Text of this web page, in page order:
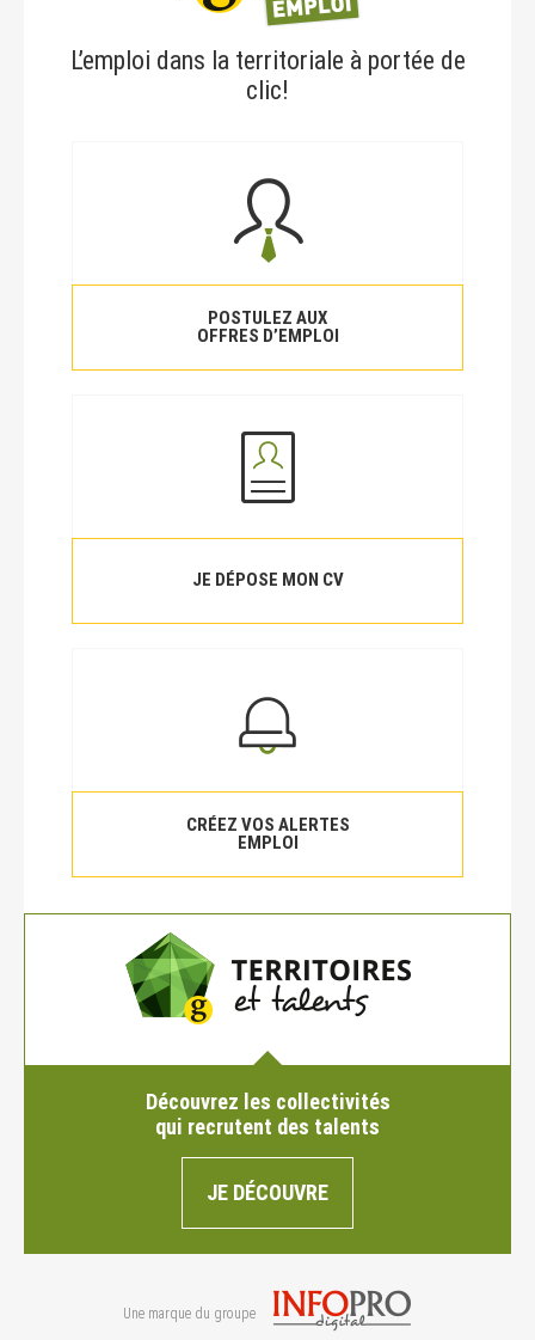
L’emploi dans la territoriale à portée de
clic!
POSTULEZ AUX
OFFRES D’EMPLOI
JE DÉPOSE MON CV
CRÉEZ VOS ALERTES
EMPLOI
Découvrez les collectivités
qui recrutent des talents
JE DÉCOUVRE
Une marque du groupe